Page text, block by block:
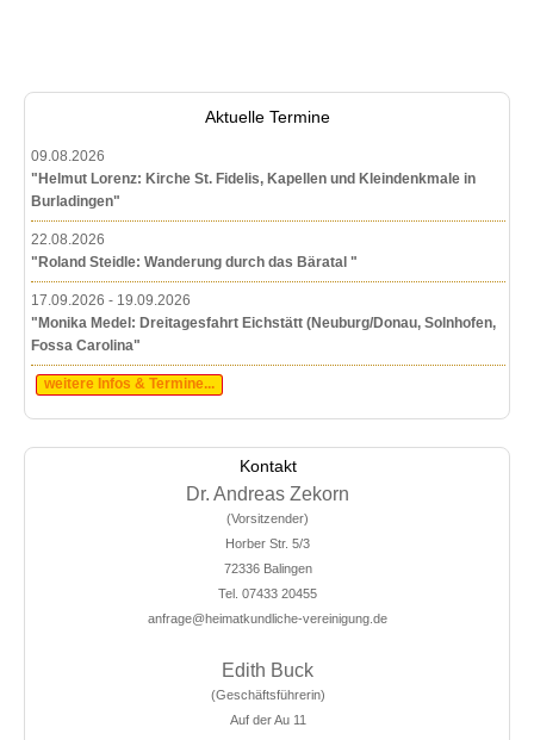
Aktuelle Termine
09.08.2026
"Helmut Lorenz: Kirche St. Fidelis, Kapellen und Kleindenkmale in
Burladingen"
22.08.2026
"Roland Steidle: Wanderung durch das Bäratal "
17.09.2026 - 19.09.2026
"Monika Medel: Dreitagesfahrt Eichstätt (Neuburg/Donau, Solnhofen,
Fossa Carolina"
weitere Infos & Termine...
Kontakt
Dr. Andreas Zekorn
(Vorsitzender)
Horber Str. 5/3
72336 Balingen
Tel. 07433 20455
anfrage@heimatkundliche-vereinigung.de
Edith Buck
(Geschäftsführerin)
Auf der Au 11